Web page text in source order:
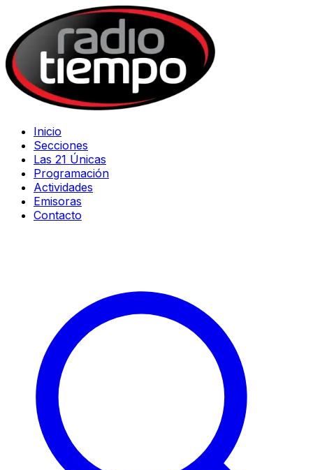
Inicio
Secciones
Las 21 Únicas
Programación
Actividades
Emisoras
Contacto